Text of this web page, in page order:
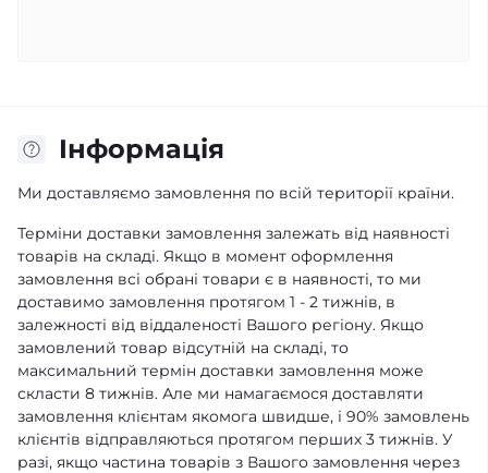
Iнформація
Ми доставляємо замовлення по всій території країни.
Терміни доставки замовлення залежать від наявності
товарів на складі. Якщо в момент оформлення
замовлення всі обрані товари є в наявності, то ми
доставимо замовлення протягом 1 - 2 тижнів, в
залежності від віддаленості Вашого регіону. Якщо
замовлений товар відсутній на складі, то
максимальний термін доставки замовлення може
скласти 8 тижнів. Але ми намагаємося доставляти
замовлення клієнтам якомога швидше, і 90% замовлень
клієнтів відправляються протягом перших 3 тижнів. У
разі, якщо частина товарів з Вашого замовлення через